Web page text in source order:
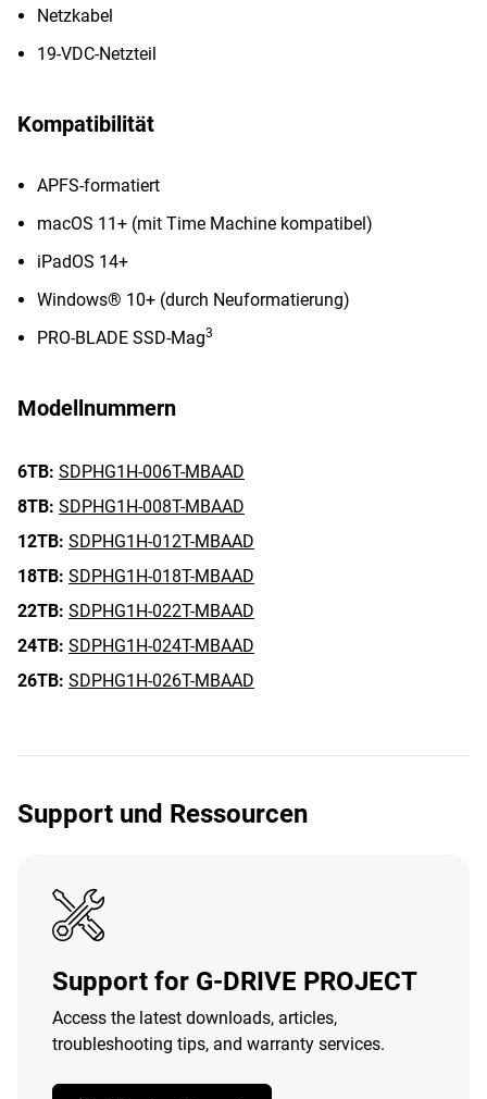
Netzkabel
19-VDC-Netzteil
Kompatibilität
APFS-formatiert
macOS 11+ (mit Time Machine kompatibel)
iPadOS 14+
Windows® 10+ (durch Neuformatierung)
PRO-BLADE SSD-Mag3
Modellnummern
6TB: SDPHG1H-006T-MBAAD
8TB: SDPHG1H-008T-MBAAD
12TB: SDPHG1H-012T-MBAAD
18TB: SDPHG1H-018T-MBAAD
22TB: SDPHG1H-022T-MBAAD
24TB: SDPHG1H-024T-MBAAD
26TB: SDPHG1H-026T-MBAAD
Support und Ressourcen
Support for G-DRIVE PROJECT
Access the latest downloads, articles,
troubleshooting tips, and warranty services.